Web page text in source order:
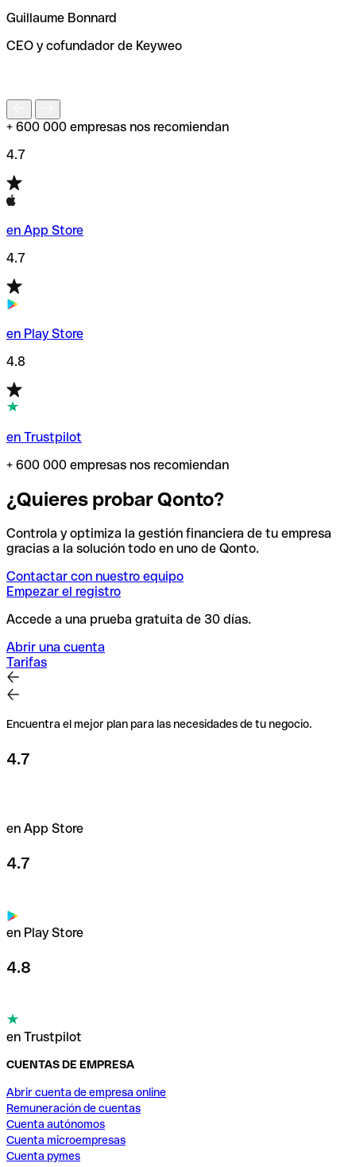
de enviar tu transferencia.
Guillaume Bonnard
CEO y cofundador de Keyweo
+ 600 000 empresas nos recomiendan
4.7
en App Store
4.7
en Play Store
4.8
en Trustpilot
+ 600 000 empresas nos recomiendan
¿Quieres probar Qonto?
Controla y optimiza la gestión financiera de tu empresa
gracias a la solución todo en uno de Qonto.
Contactar con nuestro equipo
Empezar el registro
Accede a una prueba gratuita de 30 días.
Abrir una cuenta
Tarifas
Encuentra el mejor plan para las necesidades de tu negocio.
4.7
en App Store
4.7
en Play Store
4.8
en Trustpilot
CUENTAS DE EMPRESA
Abrir cuenta de empresa online
Remuneración de cuentas
Cuenta autónomos
Cuenta microempresas
Cuenta pymes